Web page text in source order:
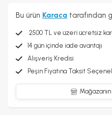
Bu ürün Karaca tarafından
2500 TL ve üzeri ücretsiz
14 gün içinde iade avantajı
Alışveriş Kredisi
Peşin Fiyatına Taksit